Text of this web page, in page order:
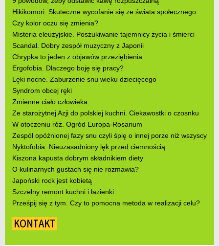
Hikikomori. Skuteczne wycofanie się ze świata społecznego
Czy kolor oczu się zmienia?
Misteria eleuzyjskie. Poszukiwanie tajemnicy życia i śmierci
Scandal. Dobry zespół muzyczny z Japonii
Chrypka to jeden z objawów przeziębienia
Ergofobia. Dlaczego boję się pracy?
Lęki nocne. Zaburzenie snu wieku dziecięcego
Syndrom obcej ręki
Zmienne ciało człowieka
Ze starożytnej Azji do polskiej kuchni. Ciekawostki o czosnku
W otoczeniu róż. Ogród Europa-Rosarium
Zespół opóźnionej fazy snu czyli śpię o innej porze niż wszyscy
Nyktofobia. Nieuzasadniony lęk przed ciemnością
Kiszona kapusta dobrym składnikiem diety
O kulinarnych gustach się nie rozmawia?
Japoński rock jest kobietą
Szczelny remont kuchni i łazienki
Prześpij się z tym. Czy to pomocna metoda w realizacji celu?
KONTAKT